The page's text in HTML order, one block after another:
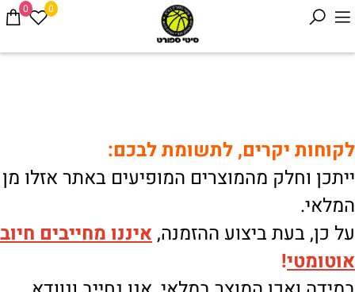
0 0
לקוחות יקרים, לתשומת לבכם:
ייתכן וחלק מהמוצרים המופיעים באתר אזלו מן
המלאי.
על כן, בעת ביצוע ההזמנה, איננו מחייבים חיוב
אוטומטי!